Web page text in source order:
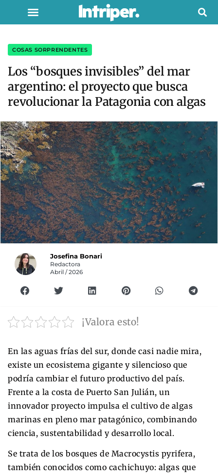
COSAS SORPRENDENTES
Los “bosques invisibles” del mar
argentino: el proyecto que busca
revolucionar la Patagonia con algas
Josefina Bonari
Redactora
Abril / 2026
¡Valora esto!
En las aguas frías del sur, donde casi nadie mira,
existe un ecosistema gigante y silencioso que
podría cambiar el futuro productivo del país.
Frente a la costa de Puerto San Julián, un
innovador proyecto impulsa el cultivo de algas
marinas en pleno mar patagónico, combinando
ciencia, sustentabilidad y desarrollo local.
Se trata de los bosques de Macrocystis pyrifera,
también conocidos como cachichuyo: algas que